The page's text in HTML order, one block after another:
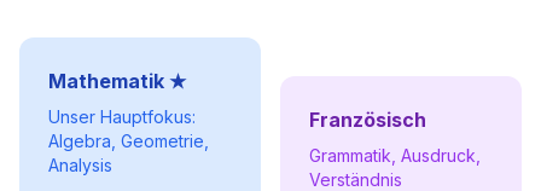
Mathematik ★
Unser Hauptfokus:
Algebra, Geometrie,
Analysis
Französisch
Grammatik, Ausdruck,
Verständnis